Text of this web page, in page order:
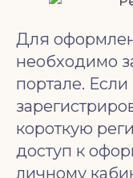
Для
необходимо
портале.
короткую
доступ к
личному